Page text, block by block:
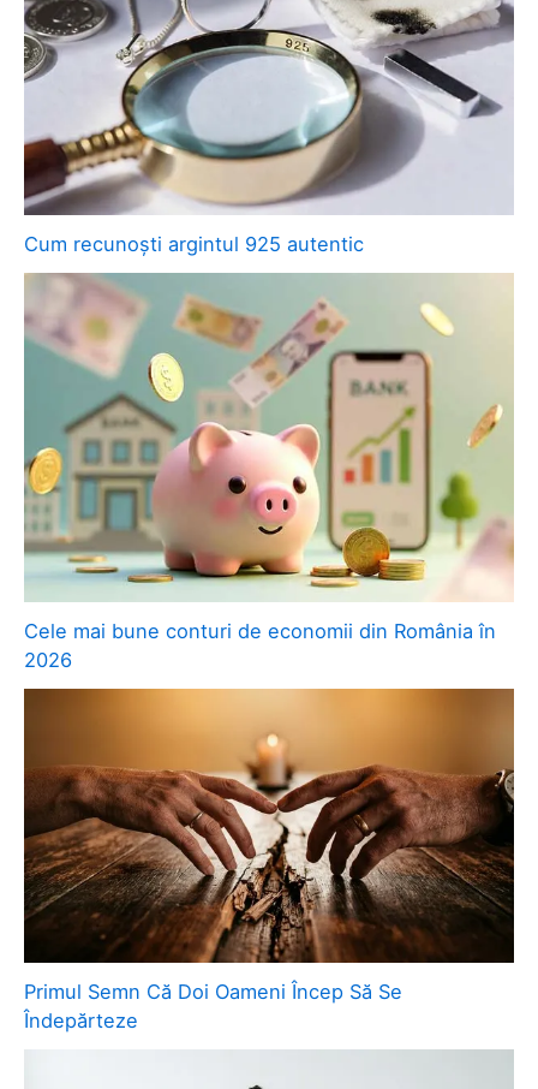
Cum recunoști argintul 925 autentic
Cele mai bune conturi de economii din România în
2026
Primul Semn Că Doi Oameni Încep Să Se
Îndepărteze